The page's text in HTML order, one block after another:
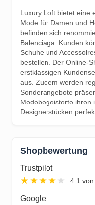
Luxury Loft bietet eine
Mode für Damen und
befinden sich
Balenciaga. Kunden
Schuhe und
bestellen. Der Online-
erstklassigen
aus. Zudem werden
Sonderangebote
Modebegeisterte ihren
Designerstücken
Shopbewertung
Trustpilot
★★★★ ★ 4.1 von
Google